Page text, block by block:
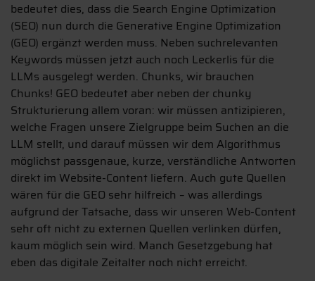
bedeutet dies, dass die Search Engine Optimization
(SEO) nun durch die Generative Engine Optimization
(GEO) ergänzt werden muss. Neben suchrelevanten
Keywords müssen jetzt auch noch Leckerlis für die
LLMs ausgelegt werden. Chunks, wir brauchen
Chunks! GEO bedeutet aber neben der chunky
Strukturierung allem voran: wir müssen antizipieren,
welche Fragen unsere Zielgruppe beim Suchen an die
LLM stellt, und darauf müssen wir dem Algorithmus
möglichst passgenaue, kurze, verständliche Antworten
direkt im Website-Content liefern. Auch gute Quellen
wären für die GEO sehr hilfreich – was allerdings
aufgrund der Tatsache, dass wir unseren Web-Content
sehr oft nicht zu externen Quellen verlinken dürfen,
kaum möglich sein wird. Manch Gesetzgebung hat
eben das digitale Zeitalter noch nicht erreicht.